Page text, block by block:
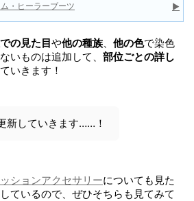
・ヒーラーブーツ ▶
の見た目や他の種族、 他の色で染色
いものは追加して、 部位ごとの詳し
いきます！
新していきます……！
ションアクセサリーについても見た
ているので、ぜひそちらも見てみて